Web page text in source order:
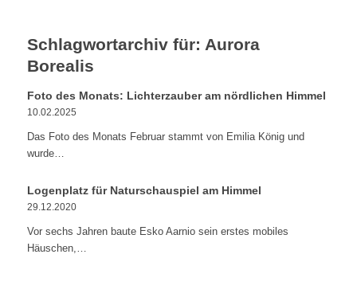
Schlagwortarchiv für: Aurora
Borealis
Foto des Monats: Lichterzauber am nördlichen Himmel
10.02.2025
Das Foto des Monats Februar stammt von Emilia König und
wurde…
Logenplatz für Naturschauspiel am Himmel
29.12.2020
Vor sechs Jahren baute Esko Aarnio sein erstes mobiles
Häuschen,…